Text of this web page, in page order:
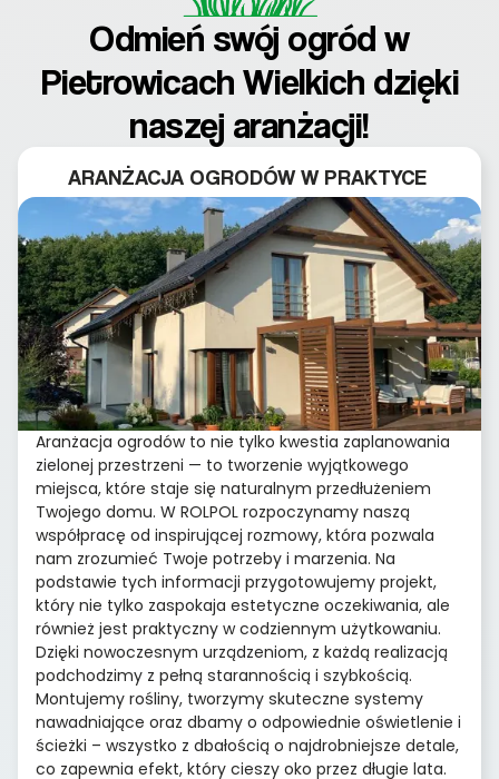
Odmień swój ogród w
Pietrowicach Wielkich dzięki
naszej aranżacji!
ARANŻACJA OGRODÓW W PRAKTYCE
Aranżacja ogrodów to nie tylko kwestia zaplanowania
zielonej przestrzeni — to tworzenie wyjątkowego
miejsca, które staje się naturalnym przedłużeniem
Twojego domu. W ROLPOL rozpoczynamy naszą
współpracę od inspirującej rozmowy, która pozwala
nam zrozumieć Twoje potrzeby i marzenia. Na
podstawie tych informacji przygotowujemy projekt,
który nie tylko zaspokaja estetyczne oczekiwania, ale
również jest praktyczny w codziennym użytkowaniu.
Dzięki nowoczesnym urządzeniom, z każdą realizacją
podchodzimy z pełną starannością i szybkością.
Montujemy rośliny, tworzymy skuteczne systemy
nawadniające oraz dbamy o odpowiednie oświetlenie i
ścieżki – wszystko z dbałością o najdrobniejsze detale,
co zapewnia efekt, który cieszy oko przez długie lata.